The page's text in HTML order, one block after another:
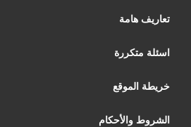
تعاريف هامة
اسئلة متكررة
خريطة الموقع
الشروط والأحكام